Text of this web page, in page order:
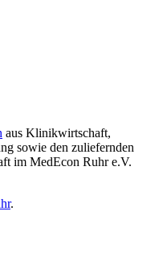
aus Klinikwirtschaft,
sowie den zuliefernden
im MedEcon Ruhr e.V.
.